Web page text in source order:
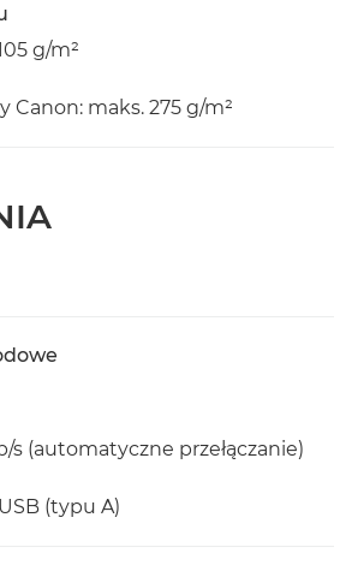
g/m²
Canon: maks. 275 g/m²
s (automatyczne przełączanie)
(typu A)